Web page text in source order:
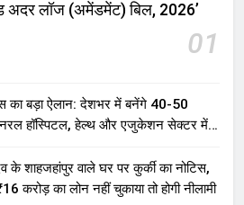
अदर लॉज (अमेंडमेंट) बिल, 2026’
01
का बड़ा ऐलान: देशभर में बनेंगे 40-50
हॉस्पिटल, हेल्थ और एजुकेशन सेक्टर में
के शाहजहांपुर वाले घर पर कुर्की का नोटिस,
करोड़ का लोन नहीं चुकाया तो होगी नीलामी